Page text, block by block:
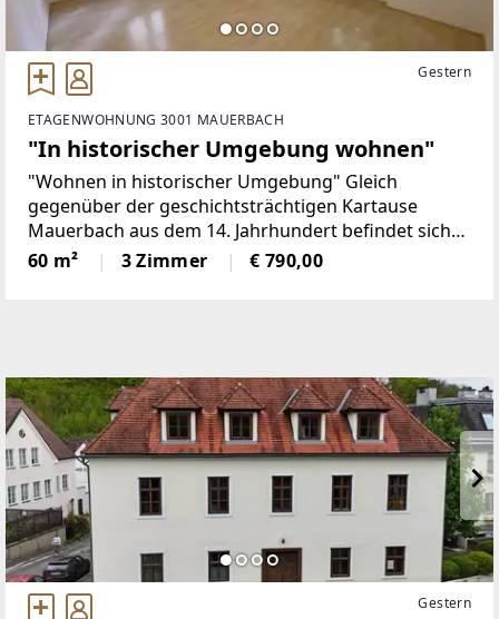
Gestern
ETAGENWOHNUNG 3001 MAUERBACH
"In historischer Umgebung wohnen"
"Wohnen in historischer Umgebung" Gleich
gegenüber der geschichtsträchtigen Kartause
Mauerbach aus dem 14. Jahrhundert befindet sich
das 2-stöckige Wohnhaus, das 1975 nach Abriss des
alten Originals diesem mit massiven, soliden
60 m² 3 Zimmer € 790,00
Gestern